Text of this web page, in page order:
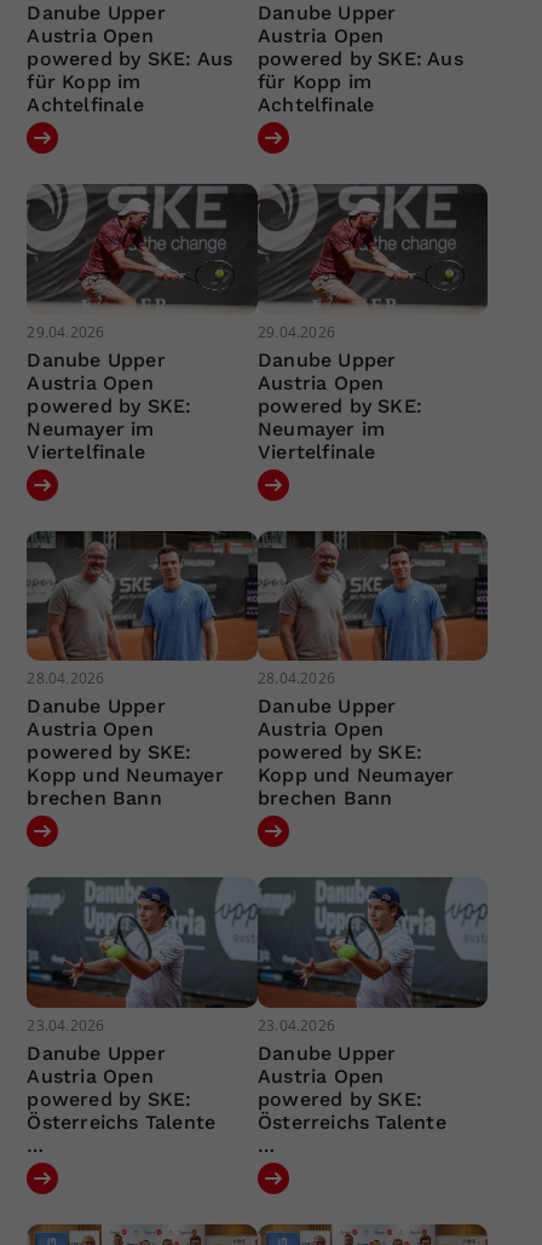
Danube Upper
Austria Open
powered by SKE: Aus
für Kopp im
Achtelfinale
Danube Upper
Austria Open
powered by SKE: Aus
für Kopp im
Achtelfinale
29.04.2026
Danube Upper
Austria Open
powered by SKE:
Neumayer im
Viertelfinale
29.04.2026
Danube Upper
Austria Open
powered by SKE:
Neumayer im
Viertelfinale
28.04.2026
Danube Upper
Austria Open
powered by SKE:
Kopp und Neumayer
brechen Bann
28.04.2026
Danube Upper
Austria Open
powered by SKE:
Kopp und Neumayer
brechen Bann
23.04.2026
Danube Upper
Austria Open
powered by SKE:
Österreichs Talente
…
23.04.2026
Danube Upper
Austria Open
powered by SKE:
Österreichs Talente
…